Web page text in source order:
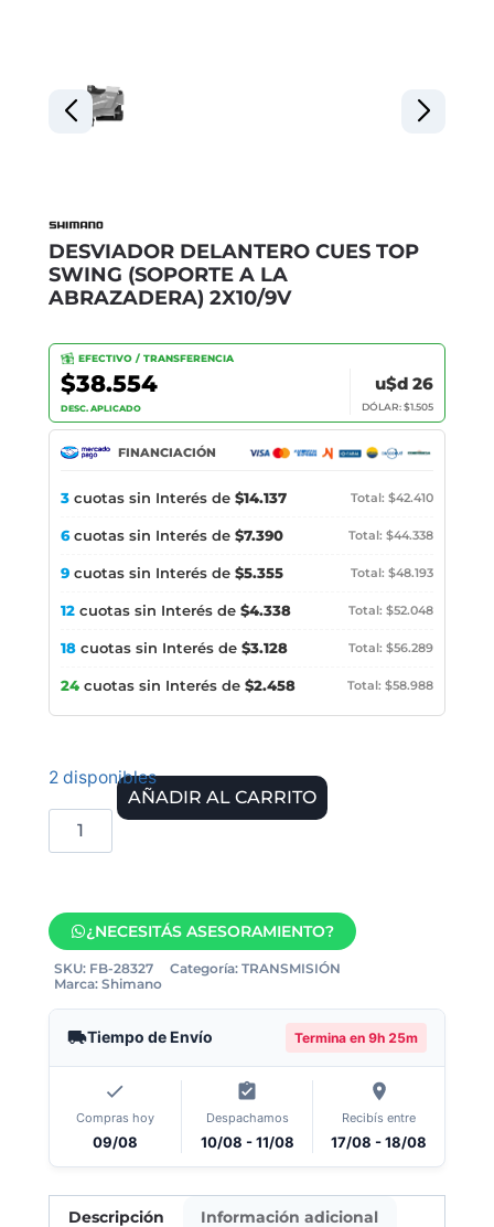
DESVIADOR DELANTERO CUES TOP
SWING (SOPORTE A LA
ABRAZADERA) 2X10/9V
EFECTIVO / TRANSFERENCIA
$38.554
DESC. APLICADO
u$d 26
DÓLAR: $1.505
FINANCIACIÓN
3 cuotas sin Interés de $14.137 Total: $42.410
6cuotas sin Interés de $7.390 Total: $44.338
9 cuotas sin Interés de $5.355 Total: $48.193
12 cuotas sin Interés de $4.338 Total: $52.048
18 cuotas sin Interés de $3.128 Total: $56.289
24 cuotas sin Interés de $2.458 Total: $58.988
2 disponibles
AÑADIR AL CARRITO
¿NECESITÁS ASESORAMIENTO?
SKU: FB-28327 Categoría: TRANSMISIÓN
Marca: Shimano
Tiempo de Envío Termina en 9h 25m
Compras hoy
09/08
Despachamos
10/08 - 11/08
Recibís entre
17/08 - 18/08
Descripción Información adicional